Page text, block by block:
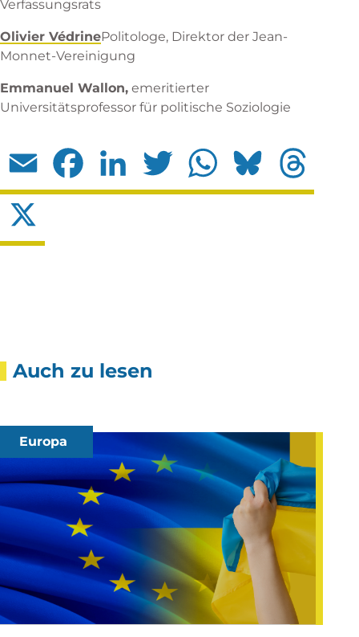
Verfassungsrats
Olivier VédrinePolitologe, Direktor der Jean-
Monnet-Vereinigung
Emmanuel Wallon, emeritierter
Universitätsprofessor für politische Soziologie
Email Facebook LinkedIn Twitter WhatsApp Bluesky
Auch zu lesen
Europa